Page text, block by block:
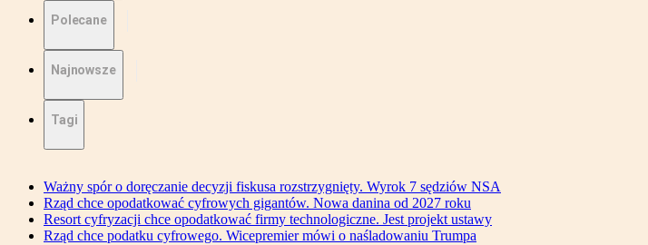
Polecane
Najnowsze
Tagi
Ważny spór o doręczanie decyzji fiskusa rozstrzygnięty. Wyrok 7 sędziów NSA
Rząd chce opodatkować cyfrowych gigantów. Nowa danina od 2027 roku
Resort cyfryzacji chce opodatkować firmy technologiczne. Jest projekt ustawy
Rząd chce podatku cyfrowego. Wicepremier mówi o naśladowaniu Trumpa